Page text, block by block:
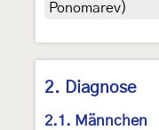
Ponomarev)
2. Diagnose
2.1. Männchen